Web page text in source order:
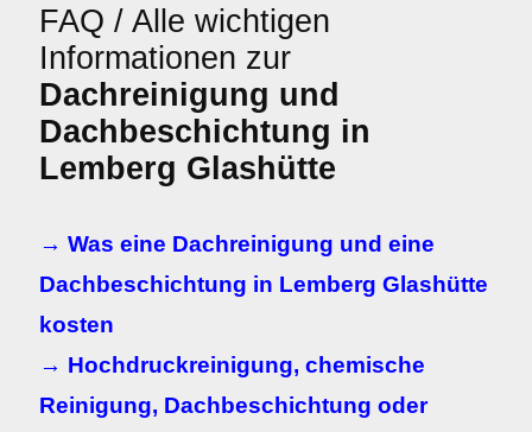
FAQ / Alle wichtigen
Informationen zur
Dachreinigung und
Dachbeschichtung in
Lemberg Glashütte
→ Was eine Dachreinigung und eine
Dachbeschichtung in Lemberg Glashütte
kosten
→ Hochdruckreinigung, chemische
Reinigung, Dachbeschichtung oder